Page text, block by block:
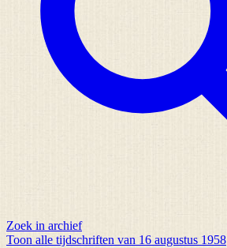
Zoek in archief
Toon alle tijdschriften van 16 augustus 1958